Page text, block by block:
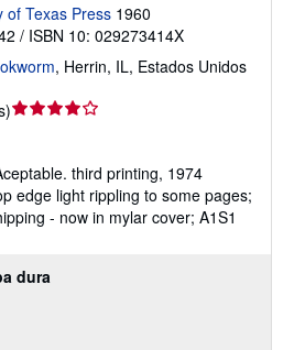
dura
of Texas Press 1960
/ ISBN 10: 029273414X
, Herrin, IL, Estados Unidos
)Calificación
4
de
5
third printing, 1974
edge light rippling to some pages;
- now in mylar cover; A1S1